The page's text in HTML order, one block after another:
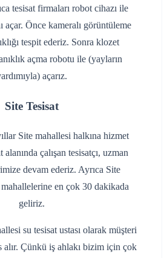
tesisat firmaları robot cihazı ile
açar. Önce kameralı görüntüleme
tespit ederiz. Sonra klozet
açma robotu ile (yayların
açarız.
Site Tesisat
Site mahallesi halkına hizmet
çalışan tesisatçı, uzman
devam ederiz. Ayrıca Site
en çok 30 dakikada
geliriz.
su tesisat ustası olarak müşteri
alır. Çünkü iş ahlakı bizim için çok